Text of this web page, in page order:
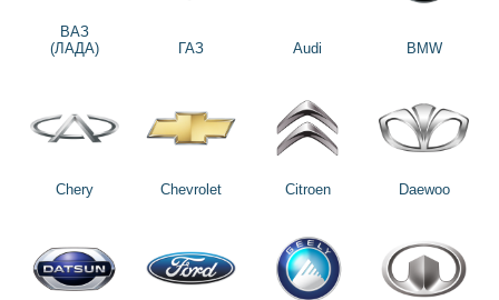
ВАЗ
(ЛАДА)
ГАЗ Audi BMW
Chery Chevrolet Citroen Daewoo